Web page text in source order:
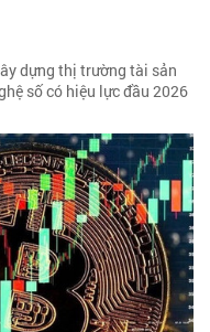
dựng thị trường tài sản
số có hiệu lực đầu 2026